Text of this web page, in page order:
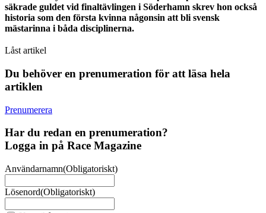
säkrade guldet vid finaltävlingen i Söderhamn skrev hon också
historia som den första kvinna någonsin att bli svensk
mästarinna i båda disciplinerna.
Låst artikel
Du behöver en prenumeration för att läsa hela
artiklen
Prenumerera
Har du redan en prenumeration?
Logga in på Race Magazine
Användarnamn(Obligatoriskt)
Lösenord(Obligatoriskt)